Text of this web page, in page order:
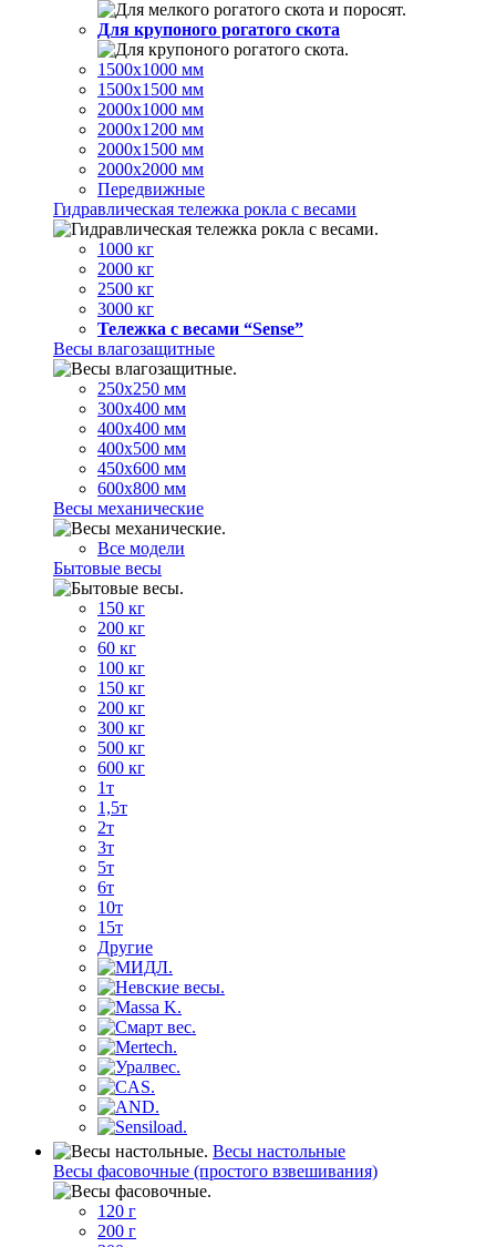
Для крупоного рогатого скота
1500х1000 мм
1500х1500 мм
2000х1000 мм
2000х1200 мм
2000х1500 мм
2000х2000 мм
Передвижные
Гидравлическая тележка рокла с весами
1000 кг
2000 кг
2500 кг
3000 кг
Тележка с весами “Sense”
Весы влагозащитные
250х250 мм
300х400 мм
400х400 мм
400х500 мм
450х600 мм
600х800 мм
Весы механические
Все модели
Бытовые весы
150 кг
200 кг
60 кг
100 кг
150 кг
200 кг
300 кг
500 кг
600 кг
1т
1,5т
2т
3т
5т
6т
10т
15т
Другие
Весы настольные
Весы фасовочные (простого взвешивания)
120 г
200 г